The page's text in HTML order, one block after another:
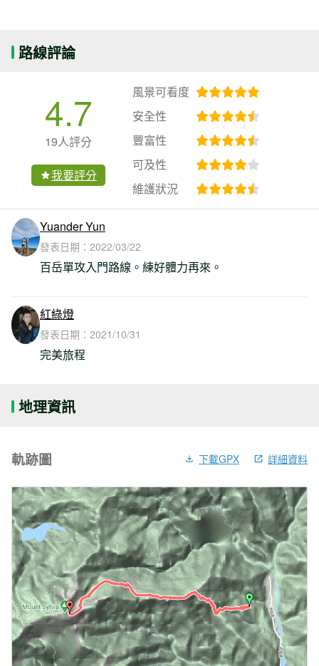
路線評論
4.7
19人評分
我要評分
風景可看度
安全性
豐富性
可及性
維護狀況
Yuander Yun
發表日期： 2022/03/22
百岳單攻入門路線。練好體力再來。
紅綠燈
發表日期： 2021/10/31
完美旅程
地理資訊
軌跡圖 下載GPX 詳細資料